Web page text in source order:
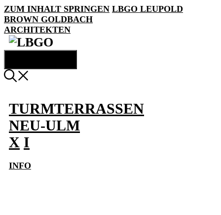
ZUM INHALT SPRINGEN LBGO LEUPOLD
BROWN GOLDBACH
ARCHITEKTEN
TURMTERRASSEN
NEU-ULM
X I
INFO